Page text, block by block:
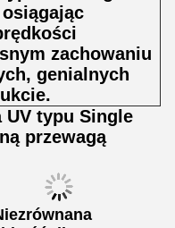
zachowaniu
genialnych
UV typu Single
przewagą